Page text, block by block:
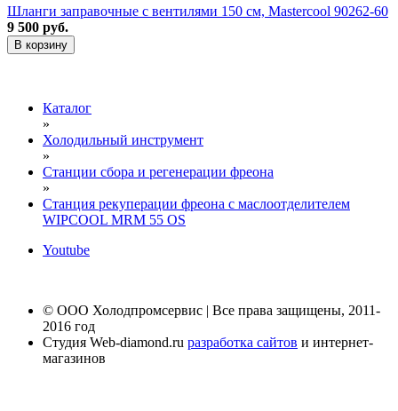
Шланги заправочные с вентилями 150 см, Mastercool 90262-60
9 500 руб.
В корзину
Каталог
»
Холодильный инструмент
»
Станции сбора и регенерации фреона
»
Станция рекуперации фреона с маслоотделителем
WIPCOOL MRM 55 OS
Youtube
© ООО Холодпромсервис | Все права защищены, 2011-
2016 год
Студия Web-diamond.ru разработка сайтов и интернет-
магазинов